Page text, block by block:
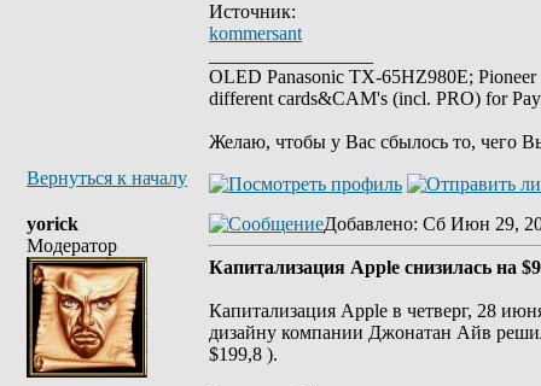
Источник:
kommersant
OLED Panasonic TX-65HZ980E;
different cards&CAM's (incl. PRO) for
Желаю, чтобы у Вас сбылось то, чего
Вернуться к началу
yorick
Модератор
Добавлено: Сб Июн 29,
Капитализация Apple снизилась на
Капитализация Apple в четверг, 28
дизайну компании Джонатан Айв
$199,8 ).